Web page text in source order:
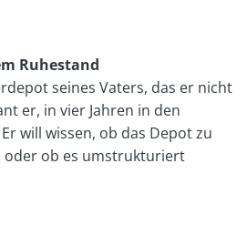
Ruhestand
seines Vaters, das er nicht
er, in vier Jahren in den
will wissen, ob das Depot zu
oder ob es umstrukturiert